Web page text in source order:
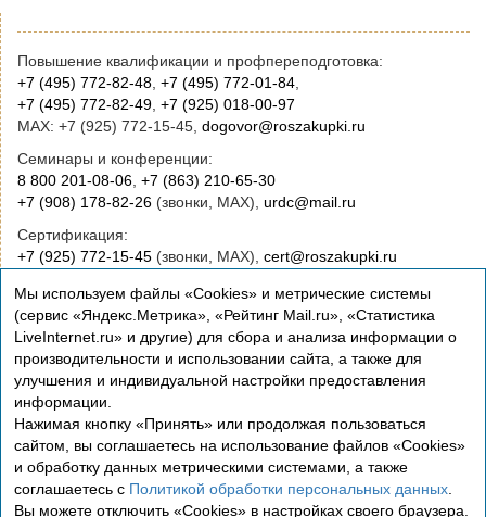
Повышение квалификации и профпереподготовка:
+7 (495) 772-82-48, +7 (495) 772-01-84,
+7 (495) 772-82-49, +7 (925) 018-00-97
MAX: +7 (925) 772-15-45, dogovor@roszakupki.ru
Семинары и конференции:
8 800 201-08-06, +7 (863) 210-65-30
+7 (908) 178-82-26 (звонки, MAX), urdc@mail.ru
Сертификация:
+7 (925) 772-15-45 (звонки, MAX), cert@roszakupki.ru
Приобретение книг:
+7 (495) 772-00-14,institut@roszakupki.ru
Консультационные услуги и руководство:
+7 (495) 772-01-83, institut@roszakupki.ru
Мы используем файлы «Cookies» и метрические системы
(сервис «Яндекс.Метрика», «Рейтинг Mail.ru», «Статистика
LiveInternet.ru» и другие) для сбора и анализа информации о
производительности и использовании сайта, а также для
улучшения и индивидуальной настройки предоставления
информации.
Нажимая кнопку «Принять» или продолжая пользоваться
сайтом, вы соглашаетесь на использование файлов «Cookies»
и обработку данных метрическими системами, а также
соглашаетесь с Политикой обработки персональных данных
Вы можете отключить «Cookies» в настройках своего браузера.